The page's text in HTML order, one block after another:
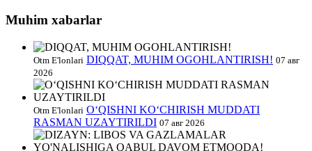
Muhim xabarlar
Otm E'lonlari DIQQAT, MUHIM OGOHLANTIRISH! 07 авг
2026
Otm E'lonlari O‘QISHNI KO‘CHIRISH MUDDATI
RASMAN UZAYTIRILDI 07 авг 2026